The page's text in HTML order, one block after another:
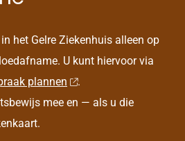
het Gelre Ziekenhuis alleen op
U kunt hiervoor via
plannen
.
mee en — als u die